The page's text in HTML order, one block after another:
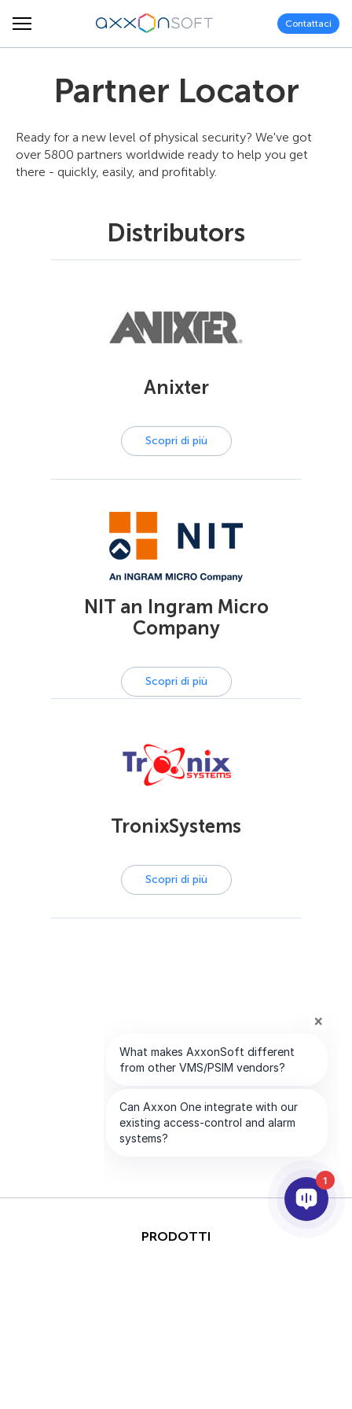
Contattaci
Partner Locator
Ready for a new level of physical security? We've got
over 5800 partners worldwide ready to help you get
there - quickly, easily, and profitably.
Distributors
Anixter
Scopri di più
NIT an Ingram Micro
Company
Scopri di più
TronixSystems
Scopri di più
PRODOTTI
1